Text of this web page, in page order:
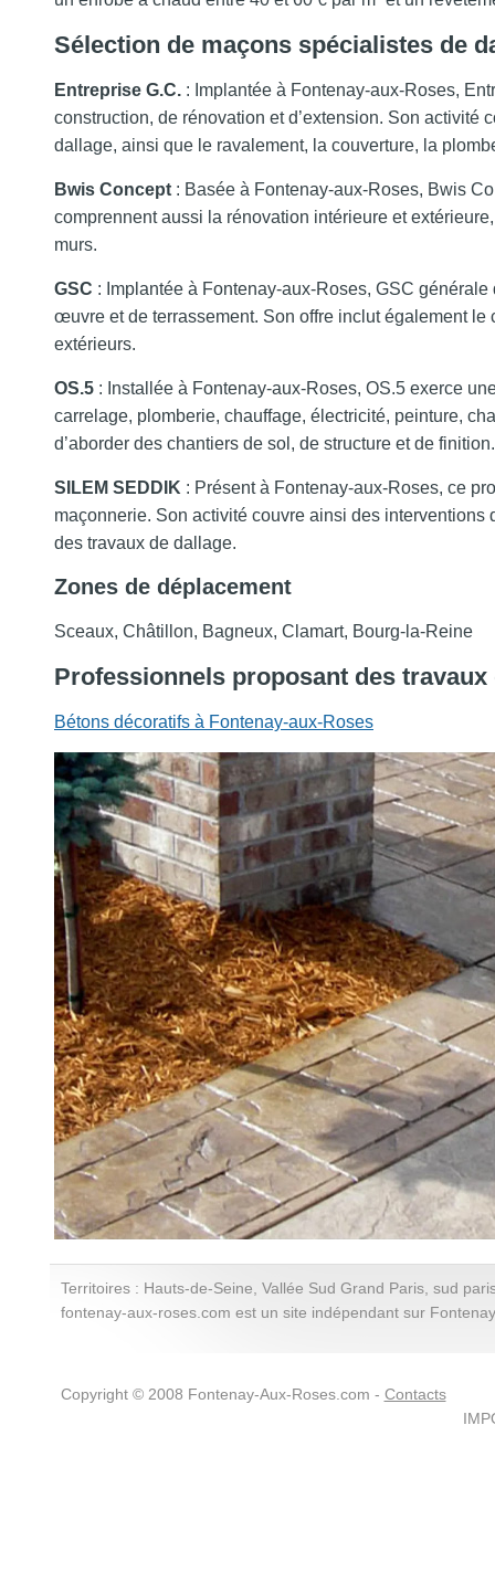
Sélection de maçons spécialistes de
Entreprise G.C. : Implantée à Fontenay-aux-Roses,
construction, de rénovation et d’extension. Son
dallage, ainsi que le ravalement, la couverture, la
Bwis Concept : Basée à Fontenay-aux-Roses, Bwis
comprennent aussi la rénovation intérieure et
murs.
GSC : Implantée à Fontenay-aux-Roses, GSC
œuvre et de terrassement. Son offre inclut également
extérieurs.
OS.5 : Installée à Fontenay-aux-Roses, OS.5 exerce
carrelage, plomberie, chauffage, électricité, peinture,
d’aborder des chantiers de sol, de structure et de finition.
SILEM SEDDIK : Présent à Fontenay-aux-Roses, ce
maçonnerie. Son activité couvre ainsi des
des travaux de dallage.
Zones de déplacement
Sceaux, Châtillon, Bagneux, Clamart, Bourg-la-Reine
Professionnels proposant des travaux
Bétons décoratifs à Fontenay-aux-Roses
Territoires : Hauts-de-Seine, Vallée Sud Grand Paris, sud
fontenay-aux-roses.com est un site indépendant sur
Copyright © 2008 Fontenay-Aux-Roses.com - Contacts